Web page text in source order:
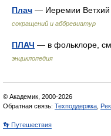
Плач — Иеремии
сокращений и аббревиатур
ПЛАЧ — в фольклоре,
энциклопедия
© Академик, 2000-2026
Обратная связь: Техподдержка
👣 Путешествия